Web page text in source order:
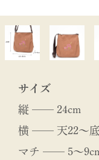
サイズ
縦 ── 24cm
横 ── 天22〜底
マチ ── 5〜